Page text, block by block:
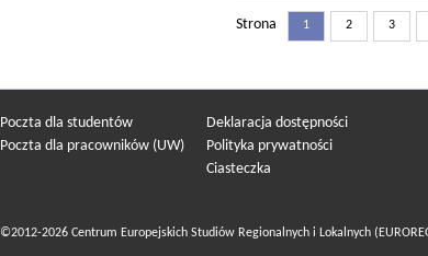
Strona 1 2 3
Poczta dla studentów
Poczta dla pracowników (UW)
Deklaracja dostępności
Polityka prywatności
Ciasteczka
©2012-2026 Centrum Europejskich Studiów Regionalnych i Lokalnych